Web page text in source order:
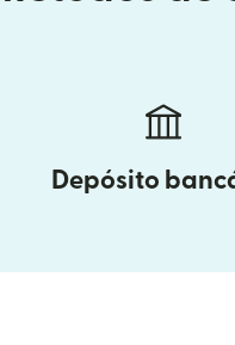
Depósito